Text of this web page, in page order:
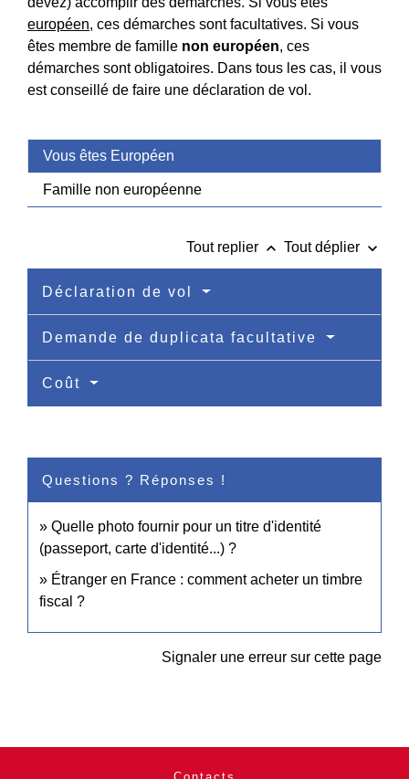
européen, ces démarches sont facultatives. Si vous
êtes membre de famille non européen, ces
démarches sont obligatoires. Dans tous les cas, il vous
est conseillé de faire une déclaration de vol.
Vous êtes Européen
Famille non européenne
Tout replier keyboard_arrow_up Tout déplier keyboard_arrow_down
Déclaration de vol
Demande de duplicata facultative
Coût
Questions ? Réponses !
Quelle photo fournir pour un titre d'identité
(passeport, carte d'identité...) ?
Étranger en France : comment acheter un timbre
fiscal ?
Signaler une erreur sur cette page